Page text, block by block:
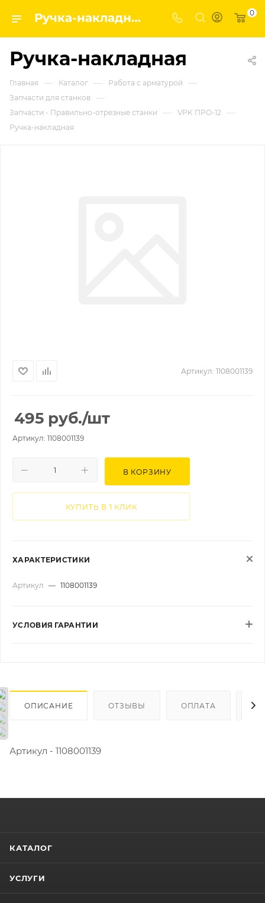
Ручка-накладная | Завод строительных и промышленных механизмов VPK 0
Ручка-накладная
Главная — Каталог — Работа с арматурой —
Запчасти для станков —
Запчасти - Правильно-отрезные станки — VPK ПРО-12 —
Ручка-накладная
Артикул: 1108001139
495 руб./шт
Артикул: 1108001139
В КОРЗИНУ
КУПИТЬ В 1 КЛИК
ХАРАКТЕРИСТИКИ
Артикул — 1108001139
УСЛОВИЯ ГАРАНТИИ
ОПИСАНИЕ ОТЗЫВЫ ОПЛАТА
Артикул - 1108001139
КАТАЛОГ
УСЛУГИ